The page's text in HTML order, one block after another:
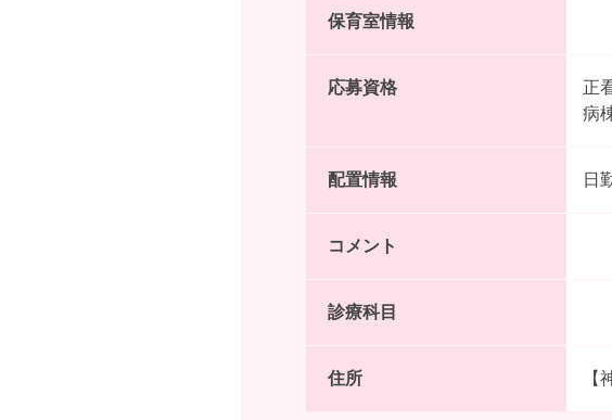
保育室情報
応募資格
正
病
配置情報 日
コメント
診療科目
住所 【